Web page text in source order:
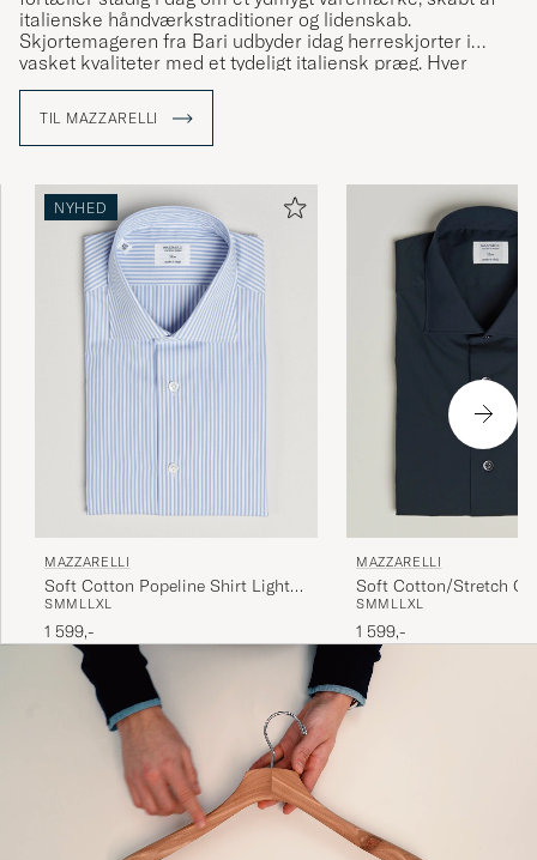
italienske håndværkstraditioner og lidenskab.
Skjortemageren fra Bari udbyder idag herreskjorter i
vasket kvaliteter med et tydeligt italiensk præg. Hver
skjorte er mønsterkonstrueret, skåret og sydet af
udføres i hånden og alle komponenter vælges med
største omhu.
Udforsk et håndplukket udvalg af skjorter fra Mazzarelli
med os.
TIL MAZZARELLI
NYHED
MAZZARELLI
Soft Cotton Popeline Shirt Light
Blue Stripe
SMM LLXL
1 599,-
MAZZARELLI
Soft Cotton/Stretch
Shirt Navy
SMM LLXL
1 599,-